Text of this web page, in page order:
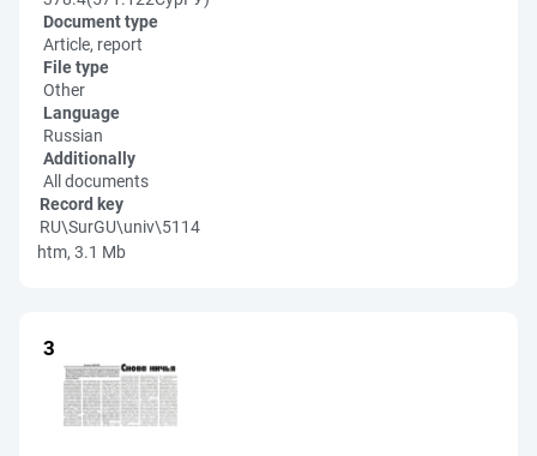
Document type
Article, report
File type
Other
Language
Russian
Additionally
All documents
Record key
RU\SurGU\univ\5114
htm, 3.1 Mb